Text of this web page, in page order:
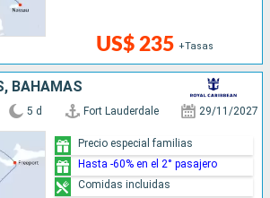
US$ 235 +Tasas
BAHAMAS
5 d Fort Lauderdale 29/11/2027
Precio especial familias
Hasta -60% en el 2° pasajero
Comidas incluidas